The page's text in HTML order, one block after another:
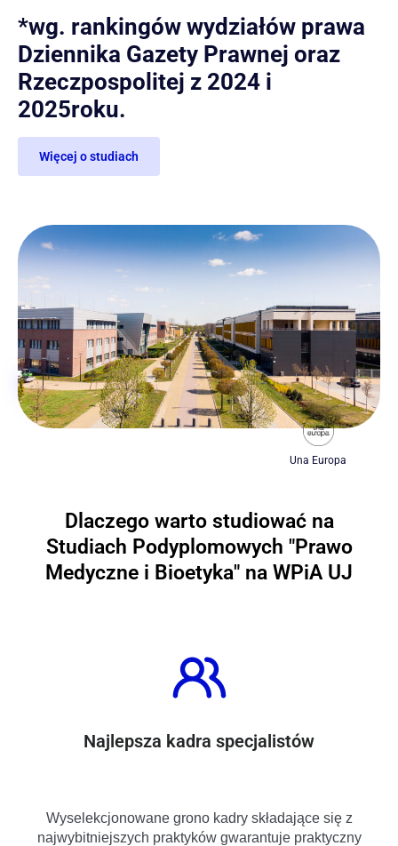
*wg. rankingów wydziałów prawa
Dziennika Gazety Prawnej oraz
Rzeczpospolitej z 2024 i
2025roku.
Więcej o studiach
Una Europa
Dlaczego warto studiować na
Studiach Podyplomowych "Prawo
Medyczne i Bioetyka" na WPiA UJ
Najlepsza kadra specjalistów
Wyselekcjonowane grono kadry składające się z
najwybitniejszych praktyków gwarantuje praktyczny